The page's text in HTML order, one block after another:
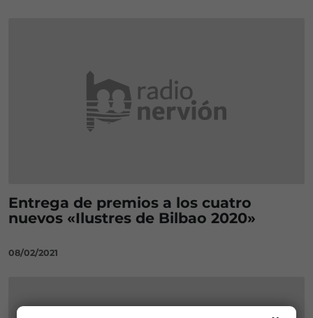
Entrega de premios a los cuatro
nuevos «Ilustres de Bilbao 2020»
08/02/2021